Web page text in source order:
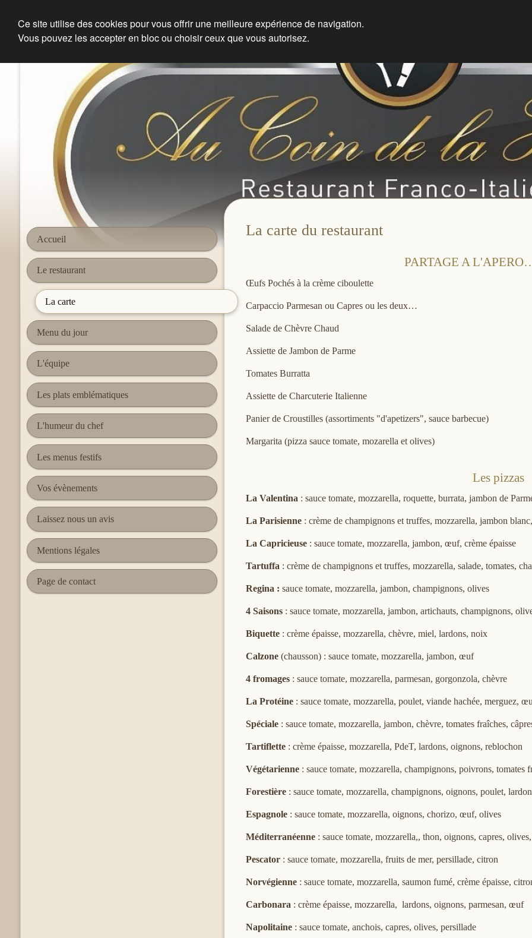
Accueil
Le restaurant
La carte
Menu du jour
L'équipe
Les plats emblématiques
L'humeur du chef
Les menus festifs
Vos évènements
Laissez nous un avis
Mentions légales
Page de contact
La carte du restaurant
PARTAGE A
Œufs Pochés à la crème ciboulette
Carpaccio Parmesan ou Capres ou les deux…
Salade de Chèvre Chaud
Assiette de Jambon de Parme
Tomates Burratta
Assiette de Charcuterie Italienne
Panier de Croustilles (assortiments "d'apetizers", sauce barbecue)
Margarita (pizza sauce tomate, mozarella et olives)
Les pizzas
La Valentina : sauce tomate, mozzarella, roquette, burrata, jambon de
La Parisienne : crème de champignons et truffes, mozzarella, jambon
La Capricieuse : sauce tomate, mozzarella, jambon, œuf, crème épaisse
Tartuffa : crème de champignons et truffes, mozzarella, salade, tomates,
Regina :sauce tomate, mozzarella, jambon, champignons, olives
4 Saisons : sauce tomate, mozzarella, jambon, artichauts, champignons,
Biquette : crème épaisse, mozzarella, chèvre, miel, lardons, noix
Calzone(chausson) : sauce tomate, mozzarella, jambon, œuf
4 fromages : sauce tomate, mozzarella, parmesan, gorgonzola, chèvre
La Protéine : sauce tomate, mozzarella, poulet, viande hachée, merguez,
Spéciale : sauce tomate, mozzarella, jambon, chèvre, tomates fraîches,
Tartiflette : crème épaisse, mozzarella, PdeT, lardons, oignons, reblochon
Végétarienne : sauce tomate, mozzarella, champignons, poivrons, tomates
Forestière : sauce tomate, mozzarella, champignons, oignons, poulet,
Espagnole : sauce tomate, mozzarella, oignons, chorizo, œuf, olives
Méditerranéenne : sauce tomate, mozzarella,, thon, oignons, capres,
Pescator : sauce tomate, mozzarella, fruits de mer, persillade, citron
Norvégienne : sauce tomate, mozzarella, saumon fumé, crème épaisse,
Carbonara : crème épaisse, mozzarella, lardons, oignons, parmesan, œuf
Napolitaine : sauce tomate, anchois, capres, olives, persillade
Ce site utilise des cookies pour vous offrir une meilleure expérience de navigation.
Vous pouvez les accepter en bloc ou choisir ceux que vous autorisez.